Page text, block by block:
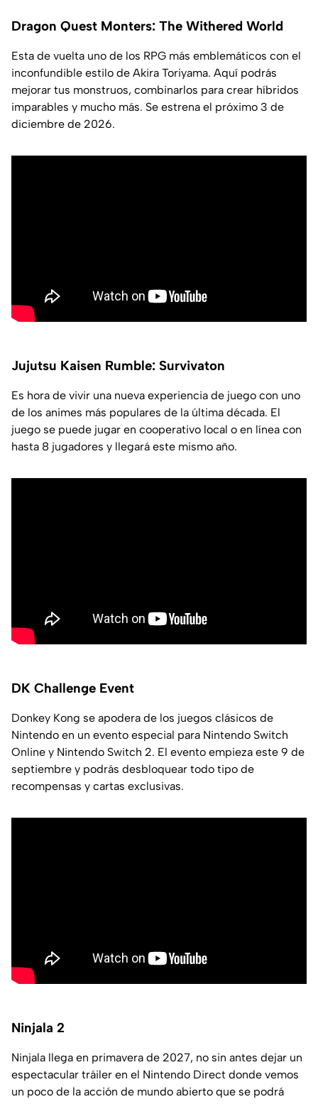
Dragon Quest Monters: The Withered World
Esta de vuelta uno de los RPG más emblemáticos con el
inconfundible estilo de Akira Toriyama. Aquí podrás
mejorar tus monstruos, combinarlos para crear híbridos
imparables y mucho más. Se estrena el próximo 3 de
diciembre de 2026.
Jujutsu Kaisen Rumble: Survivaton
Es hora de vivir una nueva experiencia de juego con uno
de los animes más populares de la última década. El
juego se puede jugar en cooperativo local o en línea con
hasta 8 jugadores y llegará este mismo año.
DK Challenge Event
Donkey Kong se apodera de los juegos clásicos de
Nintendo en un evento especial para Nintendo Switch
Online y Nintendo Switch 2. El evento empieza este 9 de
septiembre y podrás desbloquear todo tipo de
recompensas y cartas exclusivas.
Ninjala 2
Ninjala llega en primavera de 2027, no sin antes dejar un
espectacular tráiler en el Nintendo Direct donde vemos
un poco de la acción de mundo abierto que se podrá